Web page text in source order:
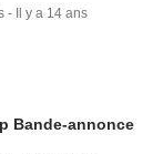
- Il y a 14 ans
Bande-annonce